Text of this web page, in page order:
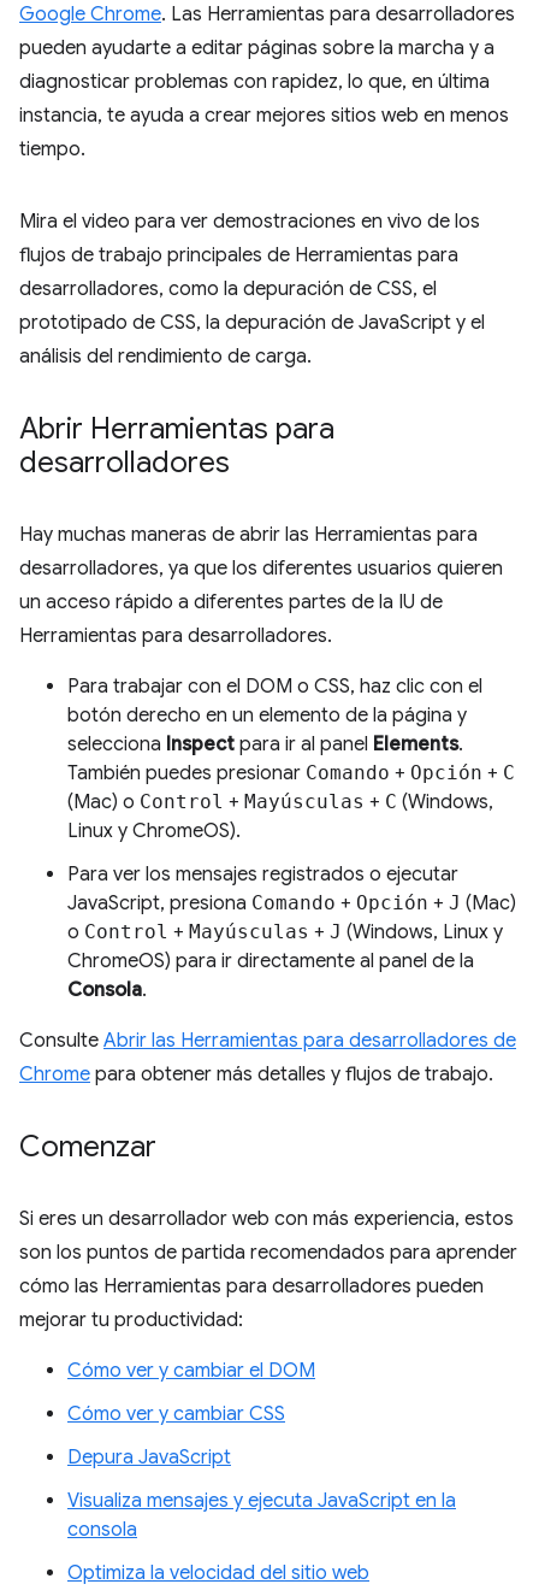
Google Chrome. Las Herramientas para desarrolladores
pueden ayudarte a editar páginas sobre la marcha y a
diagnosticar problemas con rapidez, lo que, en última
instancia, te ayuda a crear mejores sitios web en menos
tiempo.
Mira el video para ver demostraciones en vivo de los
flujos de trabajo principales de Herramientas para
desarrolladores, como la depuración de CSS, el
prototipado de CSS, la depuración de JavaScript y el
análisis del rendimiento de carga.
Abrir Herramientas para
desarrolladores
Hay muchas maneras de abrir las Herramientas para
desarrolladores, ya que los diferentes usuarios quieren
un acceso rápido a diferentes partes de la IU de
Herramientas para desarrolladores.
Para trabajar con el DOM o CSS, haz clic con el
botón derecho en un elemento de la página y
selecciona Inspect para ir al panel Elements.
También puedes presionar Comando + Opción + C
(Mac) o Control + Mayúsculas + C (Windows,
Linux y ChromeOS).
Para ver los mensajes registrados o ejecutar
JavaScript, presiona Comando + Opción + J (Mac)
o Control + Mayúsculas + J (Windows, Linux y
ChromeOS) para ir directamente al panel de la
Consola.
Consulte Abrir las Herramientas para desarrolladores de
Chrome para obtener más detalles y flujos de trabajo.
Comenzar
Si eres un desarrollador web con más experiencia, estos
son los puntos de partida recomendados para aprender
cómo las Herramientas para desarrolladores pueden
mejorar tu productividad:
Cómo ver y cambiar el DOM
Cómo ver y cambiar CSS
Depura JavaScript
Visualiza mensajes y ejecuta JavaScript en la
consola
Optimiza la velocidad del sitio web